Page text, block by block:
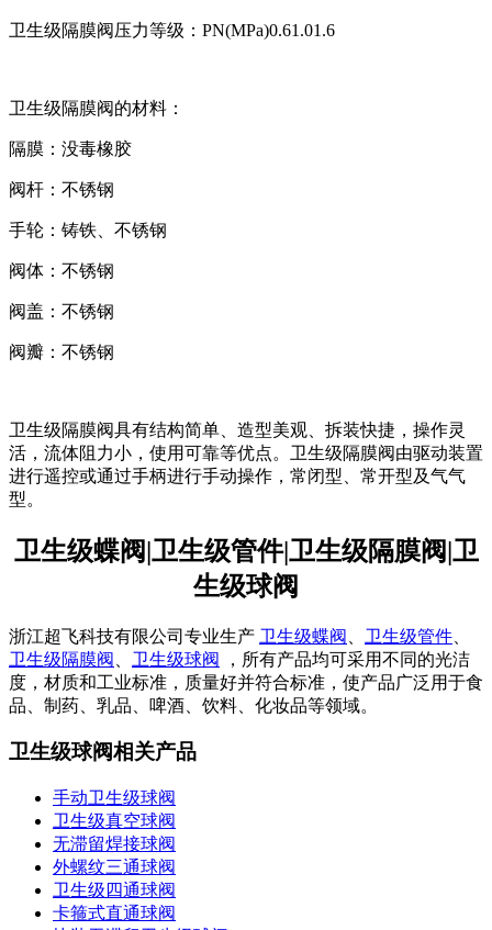
卫生级隔膜阀压力等级：PN(MPa)0.61.01.6
卫生级隔膜阀的材料：
隔膜：没毒橡胶
阀杆：不锈钢
手轮：铸铁、不锈钢
阀体：不锈钢
阀盖：不锈钢
阀瓣：不锈钢
卫生级隔膜阀具有结构简单、造型美观、拆装快捷，操作灵
活，流体阻力小，使用可靠等优点。卫生级隔膜阀由驱动装置
进行遥控或通过手柄进行手动操作，常闭型、常开型及气气
型。
卫生级蝶阀|卫生级管件|卫生级隔膜阀|卫
生级球阀
浙江超飞科技有限公司专业生产 卫生级蝶阀 卫生级管件
卫生级隔膜阀
卫生级球阀
，所有产品均可采用不同的光洁
度，材质和工业标准，质量好并符合标准，使产品广泛用于食
品、制药、乳品、啤酒、饮料、化妆品等领域。
卫生级球阀相关产品
手动卫生级球阀
卫生级真空球阀
无滞留焊接球阀
外螺纹三通球阀
卫生级四通球阀
卡箍式直通球阀